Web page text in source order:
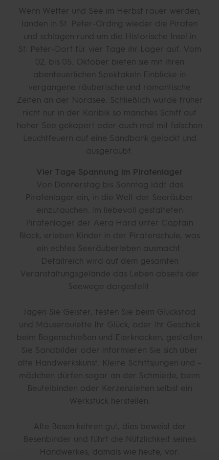
Wenn Wetter und See im Herbst rauer werden,
landen in St. Peter-Ording wieder die Piraten
und schlagen rund um die Historische Insel in
St. Peter-Dorf für vier Tage ihr Lager auf. Vom
02. bis 05. Oktober bieten sie mit ihren
abenteuerlichen Spektakeln Einblicke in
vergangene räuberische und romantische
Zeiten an der Nordsee. Schließlich wurde früher
nicht nur in der Karibik so manches Schiff auf
hoher See gekapert oder auch mal mit falschen
Leuchtfeuern auf eine Sandbank gelockt und
ausgeraubt.
Vier Tage Spannung im Piratenlager
Von Donnerstag bis Sonntag lädt das
Piratenlager ein, in die Welt der Seeräuber
einzutauchen. Im liebevoll gestalteten
Piratenlager der Aera Hard unter Captain
Black, erleben Kinder in der Piratenschule, was
ein echtes Seeräuberleben ausmacht.
Detailreich wird auf dem gesamten
Veranstaltungsgelände das Leben abseits der
Seewege dargestellt.
Jagen Sie Geister, testen Sie beim Glücksrad
und Mäuseroulette Ihr Glück, oder Ihr Geschick
beim Bogenschießen und Eierknacken, gestalten
Sie Sandbilder oder informieren Sie sich über
alte Handwerkskunst. Kleine Schiffsjungen und –
mädchen dürfen sogar an der Schmiede, beim
Beutelbinden oder Kerzenziehen selbst ein
Werkstück herstellen.
Alte Besen kehren gut, dies beweist der
Besenbinder und führt die Nützlichkeit seines
Handwerkes, damals wie heute, vor.